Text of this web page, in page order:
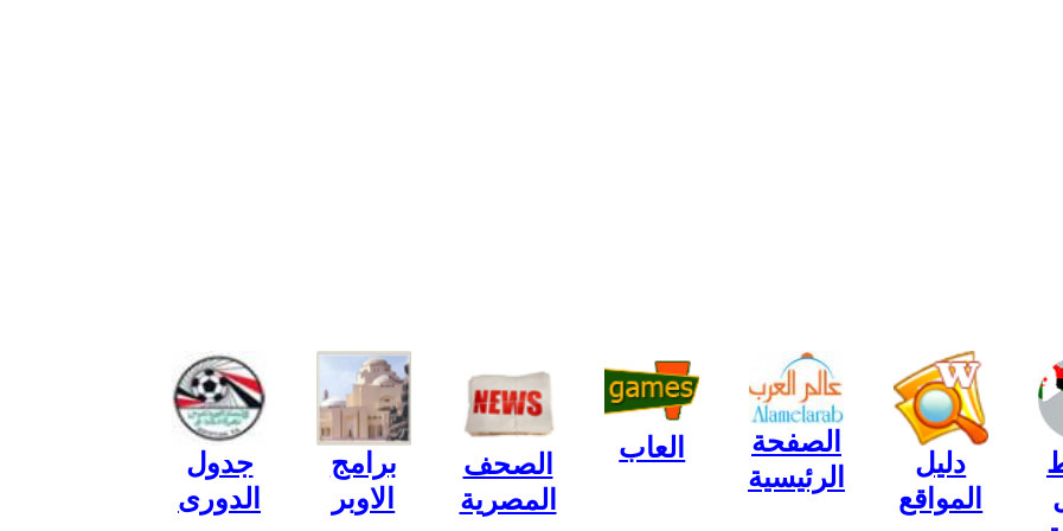
دليل
المواقع
الصفحة
الرئيسية
العاب
الصحف
المصرية
برامج
الاوبر
جدول
الدورى